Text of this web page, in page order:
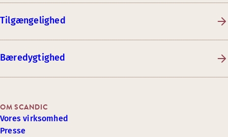
Tilgængelighed
Bæredygtighed
OM SCANDIC
Vores virksomhed
Presse